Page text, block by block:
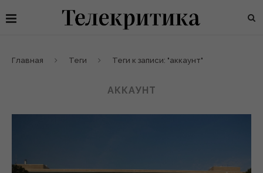
Главная Теги Теги к записи: "аккаунт"
АККАУНТ